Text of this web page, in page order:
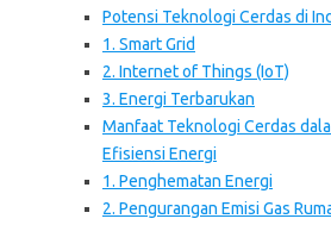
Potensi Teknologi Cerdas di
1. Smart Grid
2. Internet of Things (IoT)
3. Energi Terbarukan
Manfaat Teknologi Cerdas
Efisiensi Energi
1. Penghematan Energi
2. Pengurangan Emisi Gas